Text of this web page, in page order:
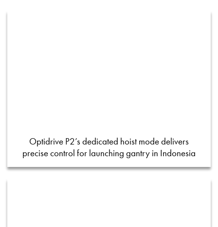
Optidrive P2’s dedicated hoist mode delivers
precise control for launching gantry in Indonesia